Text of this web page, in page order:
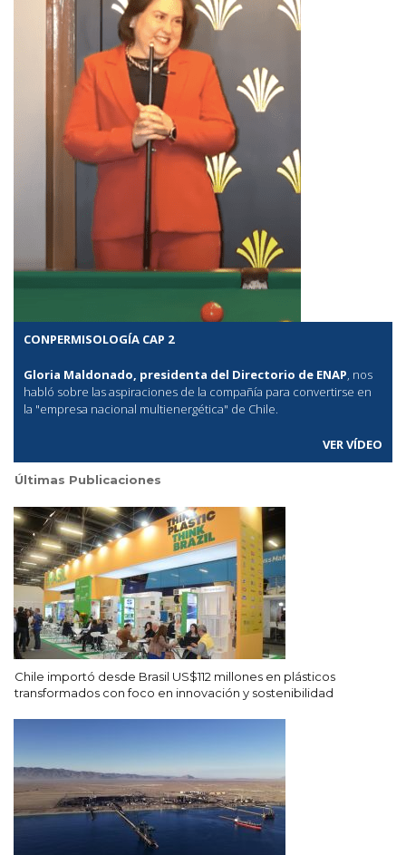
CONPERMISOLOGÍA CAP 2
Gloria Maldonado, presidenta del Directorio de ENAP , nos
habló sobre las aspiraciones de la compañía para convertirse en
la "empresa nacional multienergética" de Chile.
VER VÍDEO
Últimas Publicaciones
Chile importó desde Brasil US$112 millones en plásticos
transformados con foco en innovación y sostenibilidad